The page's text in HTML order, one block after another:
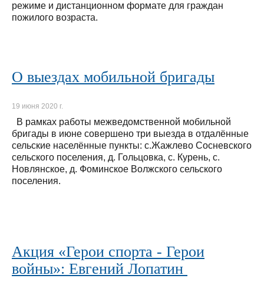
режиме и дистанционном формате для граждан
пожилого возраста.
О выездах мобильной бригады
19 июня 2020 г.
В рамках работы межведомственной мобильной
бригады в июне совершено три выезда в отдалённые
сельские населённые пункты: с.Жажлево Сосневского
сельского поселения, д. Гольцовка, с. Курень, с.
Новлянское, д. Фоминское Волжского сельского
поселения.
Акция «Герои спорта - Герои
войны»: Евгений Лопатин